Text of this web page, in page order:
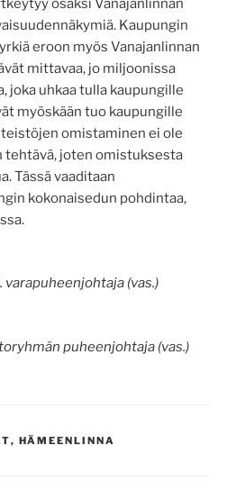
osaksi Vanajanlinnan
Kaupungin
eroon myös Vanajanlinnan
mittavaa, jo miljoonissa
joka uhkaa tulla kaupungille
myöskään tuo kaupungille
omistaminen ei ole
tehtävä, joten omistuksesta
Tässä vaaditaan
kokonaisedun pohdintaa,
(vas.)
puheenjohtaja (vas.)
, HÄMEENLINNA